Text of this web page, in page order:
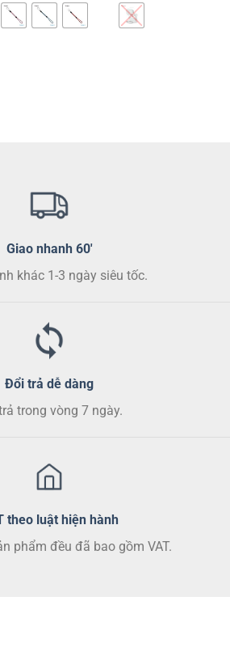
có
nhiều
trên
trang
phẩm
Giao nhanh 60'
khác 1-3 ngày siêu tốc.
Đổi trả dễ dàng
trong vòng 7 ngày.
theo luật hiện hành
phẩm đều đã bao gồm VAT.